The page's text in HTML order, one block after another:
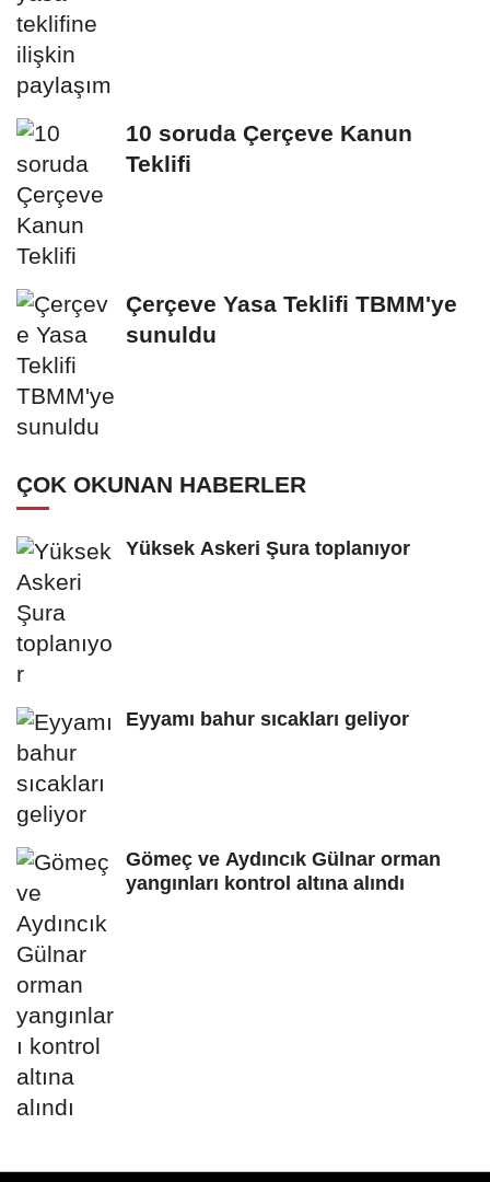
10 soruda Çerçeve Kanun
Teklifi
Çerçeve Yasa Teklifi TBMM'ye
sunuldu
ÇOK OKUNAN HABERLER
Yüksek Askeri Şura toplanıyor
Eyyamı bahur sıcakları geliyor
Gömeç ve Aydıncık Gülnar orman
yangınları kontrol altına alındı